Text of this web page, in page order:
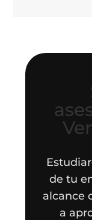
de tu
alcance
a